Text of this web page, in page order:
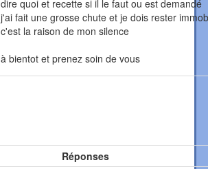
dire quoi et recette si il le faut ou est demandé
j'ai fait une grosse chute et je dois rester
c'est la raison de mon silence
à bientot et prenez soin de vous
Réponses